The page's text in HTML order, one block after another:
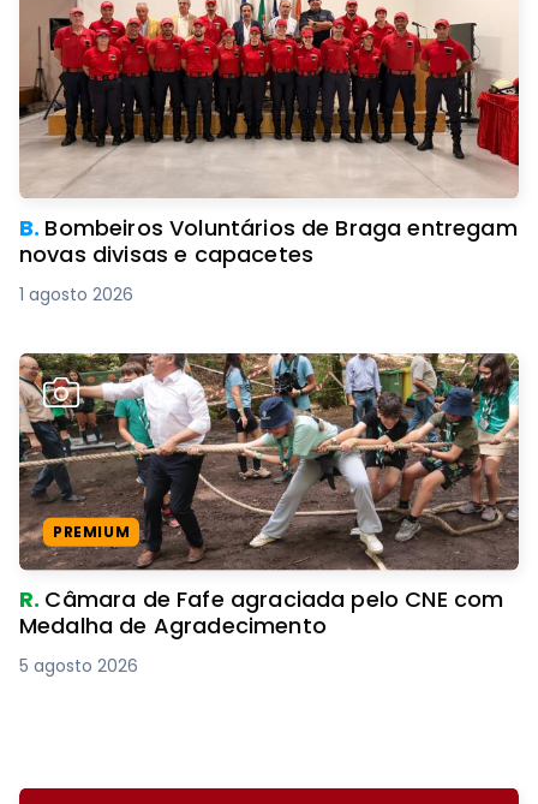
B. Bombeiros Voluntários de Braga entregam
novas divisas e capacetes
1 agosto 2026
PREMIUM
R. Câmara de Fafe agraciada pelo CNE com
Medalha de Agradecimento
5 agosto 2026